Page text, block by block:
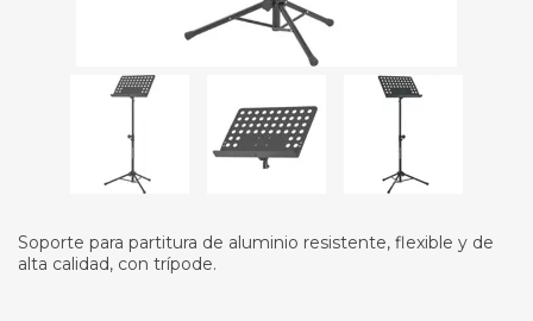
Soporte para partitura de aluminio resistente, flexible y de
alta calidad, con trípode.